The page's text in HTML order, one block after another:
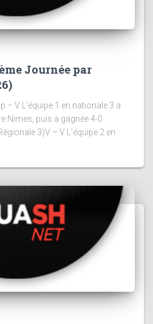
Journée par
– V L’équipe 1 en nationale 3 a
Nimes, puis a gagnée 4-0
3)V – V L’équipe 2 en